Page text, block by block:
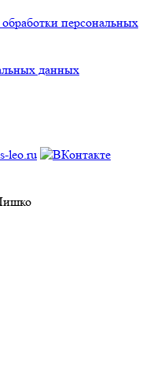
персональных
данных